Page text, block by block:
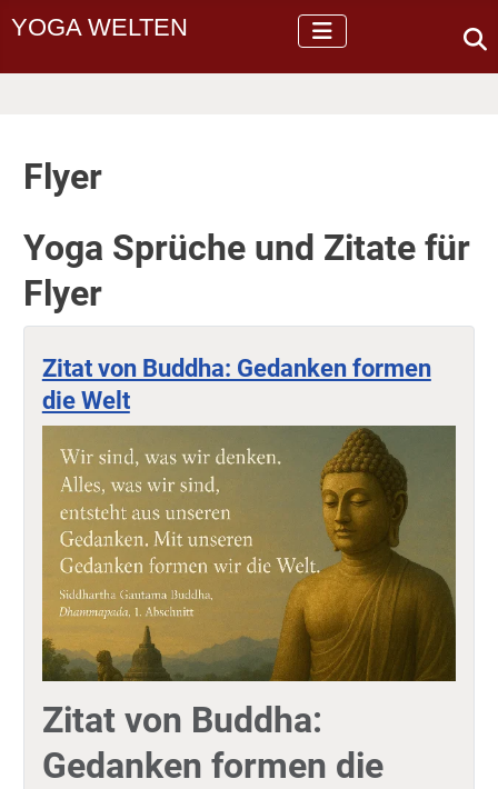
YOGA WELTEN
Flyer
Yoga Sprüche und Zitate für
Flyer
Zitat von Buddha: Gedanken formen
die Welt
Zitat von Buddha:
Gedanken formen die